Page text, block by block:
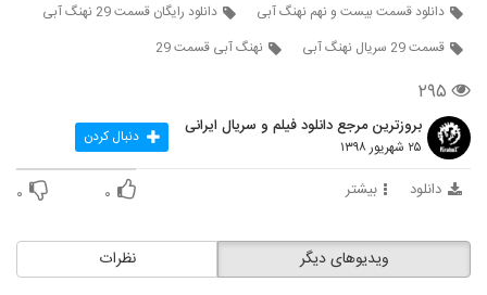
دانلود قسمت بیست و نهم نهنگ آبی
دانلود رایگان قسمت 29 نهنگ آبی
قسمت 29 سریال نهنگ آبی
نهنگ آبی قسمت 29
۲۹۵
بروزترین مرجع دانلود فیلم و سریال ایرانی
۲۵ شهریور ۱۳۹۸ دنبال کردن
دانلود بیشتر ۰ ۰
نظرات ویدیوهای دیگر